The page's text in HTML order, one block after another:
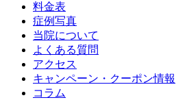
料金表
症例写真
当院について
よくある質問
アクセス
キャンペーン・クーポン情報
コラム